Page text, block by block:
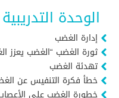
الوحدة
إدارة الغضب
ثورة الغضب “الغضب يعزز
تهدئة الغضب
خطأ فكرة التنفيس عن
خطورة الغضب على